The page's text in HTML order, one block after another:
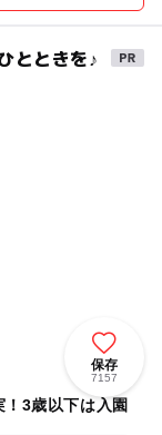
とときを♪
保存
7157
3歳以下は入園